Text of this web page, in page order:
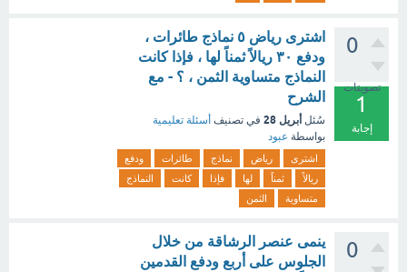
0
تصويتات
1
إجابة
اشترى رياض ٥ نماذج طائرات ،
ودفع ٣٠ ريالاً ثمناً لها ، فإذا كانت
النماذج متساوية الثمن ، ؟ - مع
الشرح
سُئل أبريل 28 في تصنيف أسئلة تعليمية
بواسطة عبود
اشترى رياض نماذج طائرات
ودفع
ريالاً
ثمناً لها فإذا كانت
النماذج
متساوية
الثمن
0
ينمى عنصر الرشاقة من خلال
الجلوس على أربع ودفع القدمين